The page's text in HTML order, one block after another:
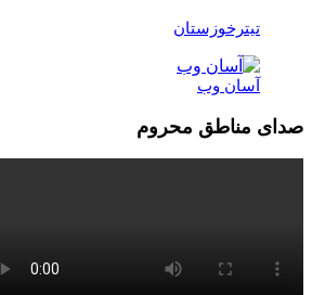
تیترخوزستان
آسان وب
صدای مناطق محروم